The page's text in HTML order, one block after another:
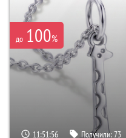
до 100%
11:51:54 Получили:73